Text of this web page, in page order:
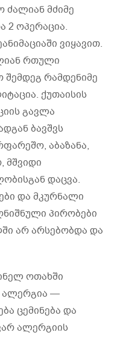
ძალიან მძიმე
2 ოპერაცია.
ვიყავით.
რთული
რამდენიმე
ქუთაისის
გავლა
ბავშვს
აბაზანა,
მშვიდი
დაცვა.
და მკურნალი
პირობები
არ არსებობდა და
ოთახში
ალერგია —
ცემინება და
ალერგიის